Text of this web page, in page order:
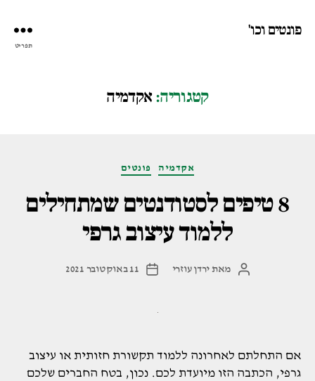
פונטים וכו'
תפריט
קטגוריה:אקדמיה
קטגוריות אקדמיה פונטים
8 טיפים לסטודנטים שמתחילים
ללמוד עיצוב גרפי
המחבר
מאת ירדן עוזרי
תאריך
11 באוקטובר 2021
אם התחלתם לאחרונה ללמוד תקשורת חזותית או עיצוב
גרפי, הכתבה הזו מיועדת לכם. נכון, בטח החברים שלכם